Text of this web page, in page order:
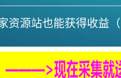
资源站也能获得收益